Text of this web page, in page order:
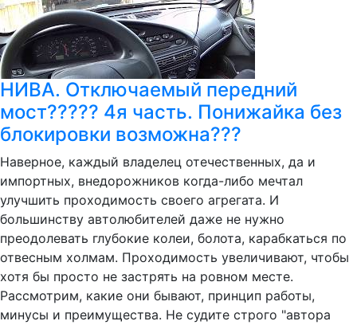
НИВА. Отключаемый передний
мост????? 4я часть. Понижайка без
блокировки возможна???
Наверное, каждый владелец отечественных, да и
импортных, внедорожников когда-либо мечтал
улучшить проходимость своего агрегата. И
большинству автолюбителей даже не нужно
преодолевать глубокие колеи, болота, карабкаться по
отвесным холмам. Проходимость увеличивают, чтобы
хотя бы просто не застрять на ровном месте.
Рассмотрим, какие они бывают, принцип работы,
минусы и преимущества. Не судите строго "автора